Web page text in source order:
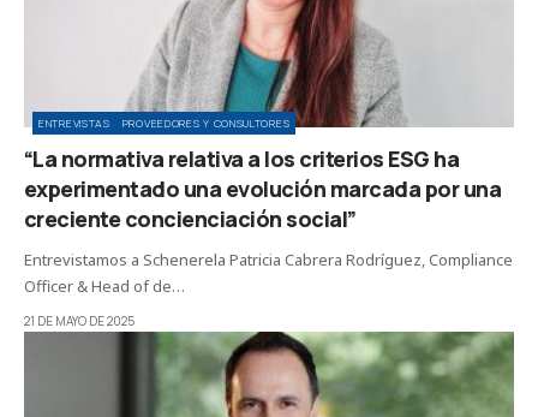
ENTREVISTAS PROVEEDORES Y CONSULTORES
“La normativa relativa a los criterios ESG ha
experimentado una evolución marcada por una
creciente concienciación social”
Entrevistamos a Schenerela Patricia Cabrera Rodríguez, Compliance
Officer & Head of de…
21 DE MAYO DE 2025